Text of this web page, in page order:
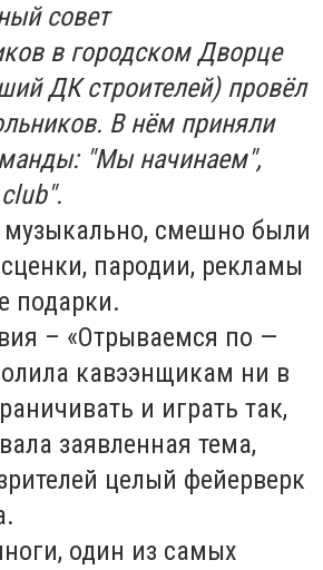
совет
в городском Дворце
ДК cтроителей) провёл
В нём приняли
"Мы начинаем",
музыкально, смешно были
пародии, рекламы
подарки.
– «Отрываемся по —
кавээнщикам ни в
и играть так,
заявленная тема,
целый фейерверк
один из самых